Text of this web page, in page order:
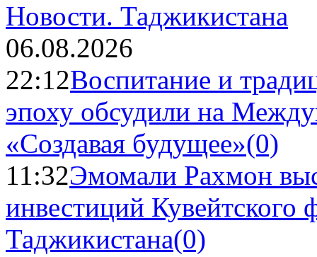
Новости. Таджикистана
06.08.2026
22:12Воспитание и
эпоху обсудили на
«Создавая будущее»(0)
11:32Эмомали Рахмон
инвестиций Кувейтского
Таджикистана(0)